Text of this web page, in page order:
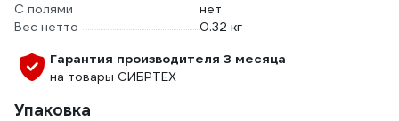
С полями
нет
Вес нетто
0.32 кг
Гарантия производителя 3 месяца
на товары СИБРТЕХ
Упаковка